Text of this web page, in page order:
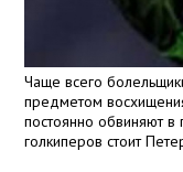
Чаще всего
предметом
постоянно обвиняют
голкиперов стоит